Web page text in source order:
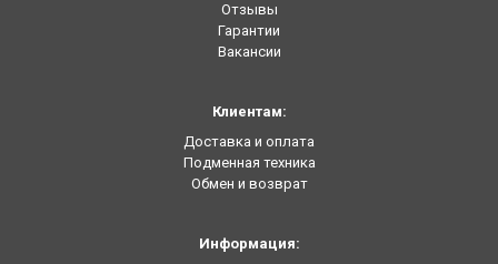
Отзывы
Гарантии
Вакансии
Клиентам:
Доставка и оплата
Подменная техника
Обмен и возврат
Информация: